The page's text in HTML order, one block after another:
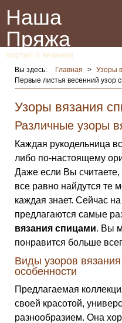
Наша
Пряжа
портал о вязании
Вы здесь: Главная > Узоры
Первые листья весенний узор
Узоры вязания
Различные узоры
Каждая рукодельница
либо по-настоящему
Даже если Вы считаете,
все равно найдутся те
каждая знает. Сейчас
предлагаются самые
вязания спицами. Вы
понравится больше
Виды узоров
особенности
Предлагаемая
своей красотой,
разнообразием. Она